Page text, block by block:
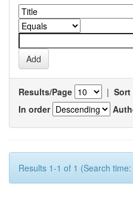
Results/Page | Sort
In order
Results 1-1 of 1 (Search